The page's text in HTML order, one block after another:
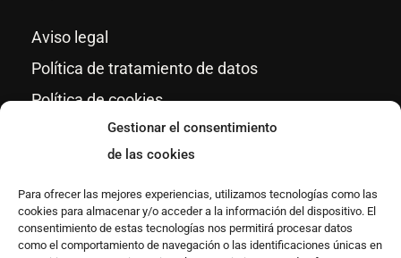
Gestionar el consentimiento
de las cookies
Para ofrecer las mejores experiencias, utilizamos tecnologías como las
cookies para almacenar y/o acceder a la información del dispositivo. El
consentimiento de estas tecnologías nos permitirá procesar datos
como el comportamiento de navegación o las identificaciones únicas en
Aviso legal
Política de tratamiento de datos
Política de cookies
Términos y condiciones generales de
contratación
Condiciones generales de los cursos